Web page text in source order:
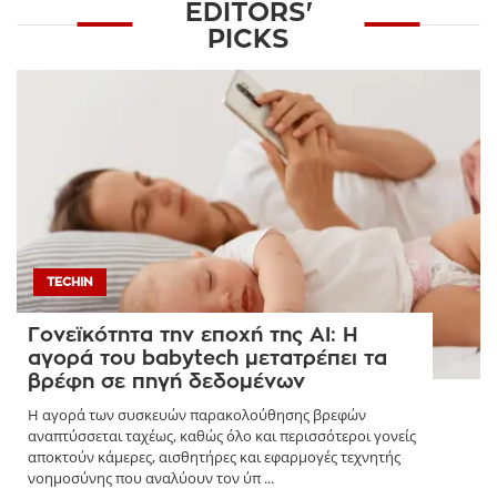
EDITORS'
PICKS
TECHIN
Γονεϊκότητα την εποχή της AI: Η
αγορά του babytech μετατρέπει τα
βρέφη σε πηγή δεδομένων
Η αγορά των συσκευών παρακολούθησης βρεφών
αναπτύσσεται ταχέως, καθώς όλο και περισσότεροι γονείς
αποκτούν κάμερες, αισθητήρες και εφαρμογές τεχνητής
νοημοσύνης που αναλύουν τον ύπ ...